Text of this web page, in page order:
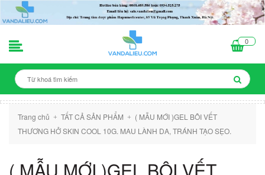
0
Trang chủ + TẤT CẢ SẢN PHẨM +
( MẪU MỚI )GEL BÔI VẾT
THƯƠNG HỞ SKIN COOL 10G. MAU LÀNH DA, TRÁNH TẠO SẸO.